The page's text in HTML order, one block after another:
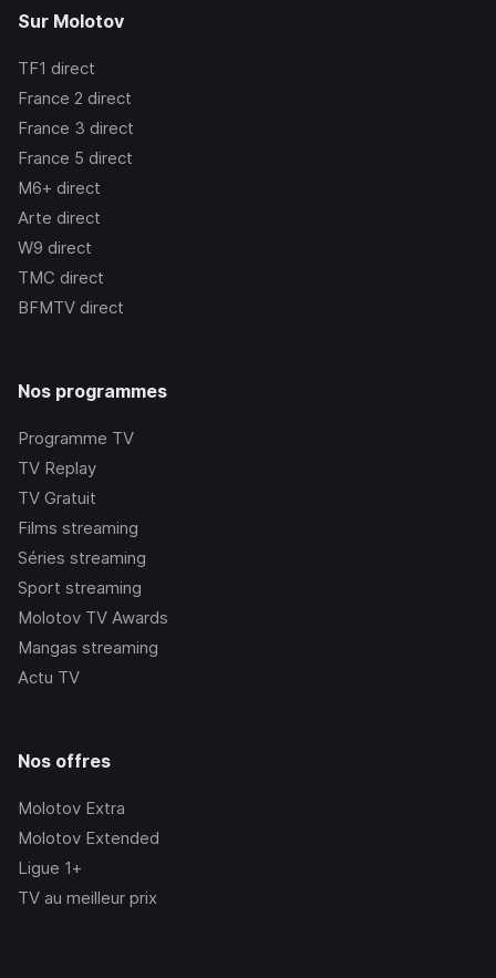
Sur Molotov
TF1 direct
France 2 direct
France 3 direct
France 5 direct
M6+ direct
Arte direct
W9 direct
TMC direct
BFMTV direct
Nos programmes
Programme TV
TV Replay
TV Gratuit
Films streaming
Séries streaming
Sport streaming
Molotov TV Awards
Mangas streaming
Actu TV
Nos offres
Molotov Extra
Molotov Extended
Ligue 1+
TV au meilleur prix